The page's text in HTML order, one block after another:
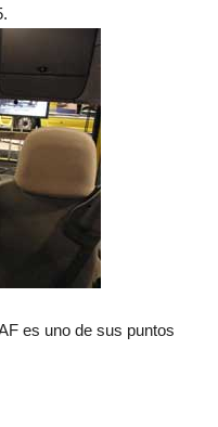
es uno de sus puntos